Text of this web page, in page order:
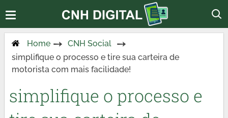
Home
CNH Social
simplifique o processo e tire sua carteira de
motorista com mais facilidade!
simplifique o processo e